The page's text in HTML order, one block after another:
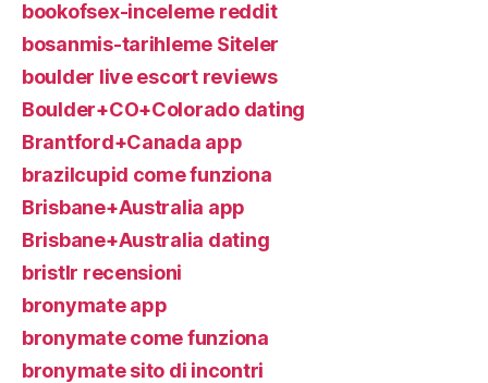
bookofsex-inceleme reddit
bosanmis-tarihleme Siteler
boulder live escort reviews
Boulder+CO+Colorado dating
Brantford+Canada app
brazilcupid come funziona
Brisbane+Australia app
Brisbane+Australia dating
bristlr recensioni
bronymate app
bronymate come funziona
bronymate sito di incontri